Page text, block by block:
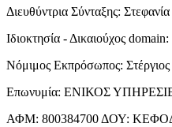
Διευθύντρια Σύνταξης:
Ιδιοκτησία - Δικαιούχος domain:
Νόμιμος Εκπρόσωπος:
Επωνυμία: ΕΝΙΚΟΣ
ΑΦΜ: 800384700 ΔΟΥ: